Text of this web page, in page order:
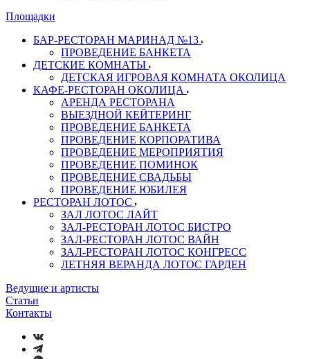
Площадки
БАР-РЕСТОРАН МАРИНАД №13
ПРОВЕДЕНИЕ БАНКЕТА
ДЕТСКИЕ КОМНАТЫ
ДЕТСКАЯ ИГРОВАЯ КОМНАТА ОКОЛИЦА
КАФЕ-РЕСТОРАН ОКОЛИЦА
АРЕНДА РЕСТОРАНА
ВЫЕЗДНОЙ КЕЙТЕРИНГ
ПРОВЕДЕНИЕ БАНКЕТА
ПРОВЕДЕНИЕ КОРПОРАТИВА
ПРОВЕДЕНИЕ МЕРОПРИЯТИЯ
ПРОВЕДЕНИЕ ПОМИНОК
ПРОВЕДЕНИЕ СВАДЬБЫ
ПРОВЕДЕНИЕ ЮБИЛЕЯ
РЕСТОРАН ЛОТОС
ЗАЛ ЛОТОС ЛАЙТ
ЗАЛ-РЕСТОРАН ЛОТОС БИСТРО
ЗАЛ-РЕСТОРАН ЛОТОС ВАЙН
ЗАЛ-РЕСТОРАН ЛОТОС КОНГРЕСС
ЛЕТНЯЯ ВЕРАНДА ЛОТОС ГАРДЕН
Ведущие и артисты
Статьи
Контакты